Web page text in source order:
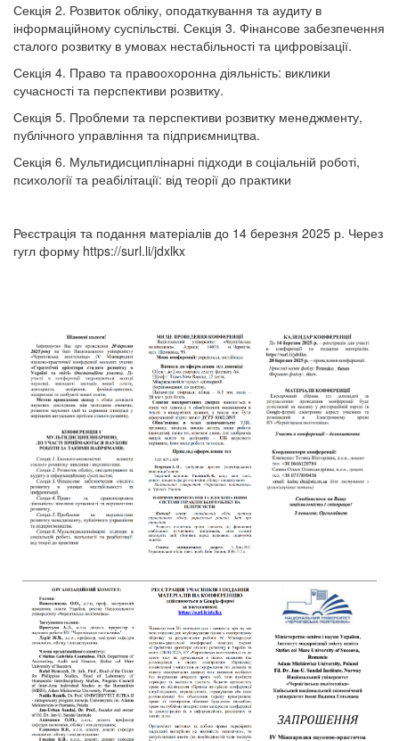
Секція 2. Розвиток обліку, оподаткування та аудиту в
інформаційному суспільстві. Секція 3. Фінансове забезпечення
сталого розвитку в умовах нестабільності та цифровізації.
Секція 4. Право та правоохоронна діяльність: виклики
сучасності та перспективи розвитку.
Секція 5. Проблеми та перспективи розвитку менеджменту,
публічного управління та підприємництва.
Секція 6. Мультидисциплінарні підходи в соціальній роботі,
психології та реабілітації: від теорії до практики
Реєстрація та подання матеріалів до 14 березня 2025 р. Через
гугл форму https://surl.li/jdxlkx